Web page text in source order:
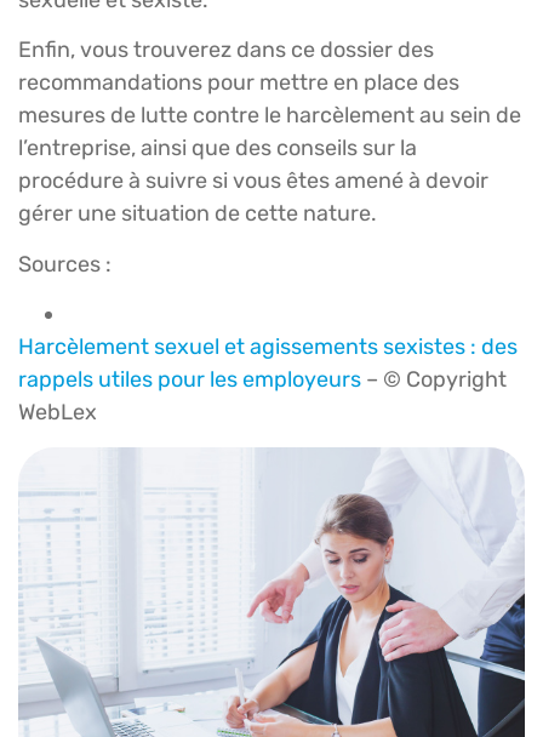
Enfin, vous trouverez dans ce dossier des
recommandations pour mettre en place des
mesures de lutte contre le harcèlement au sein de
l’entreprise, ainsi que des conseils sur la
procédure à suivre si vous êtes amené à devoir
gérer une situation de cette nature.
Sources :
Harcèlement sexuel et agissements sexistes : des
rappels utiles pour les employeurs – © Copyright
WebLex